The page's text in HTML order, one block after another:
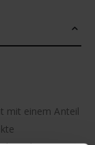
mit einem Anteil